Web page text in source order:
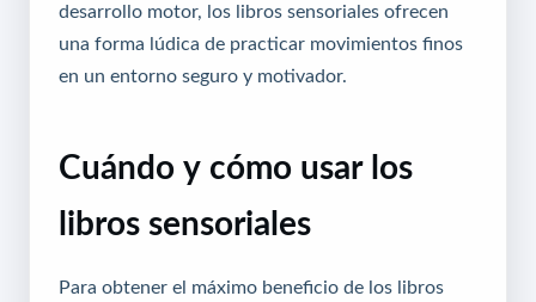
desarrollo motor, los libros sensoriales ofrecen
una forma lúdica de practicar movimientos finos
en un entorno seguro y motivador.
Cuándo y cómo usar los
libros sensoriales
Para obtener el máximo beneficio de los libros